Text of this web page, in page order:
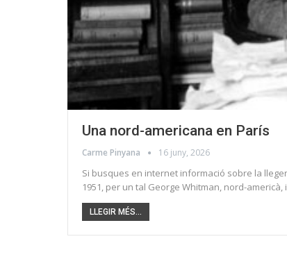
Una nord-americana en París
Carme Pinyana 16 juny, 2026
Si busques en internet informació sobre la
1951, per un tal George Whitman, nord-
LLEGIR MÉS...